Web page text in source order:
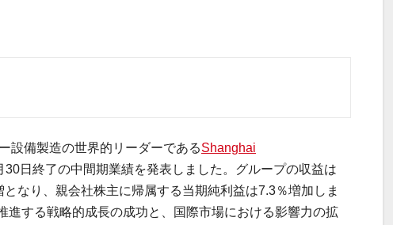
設備製造の世界的リーダーであるShanghai
日終了の中間期業績を発表しました。グループの収益は
なり、親会社株主に帰属する当期純利益は7.3％増加しま
する戦略的成長の成功と、国際市場における影響力の拡